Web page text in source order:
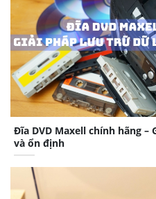
Đĩa DVD Maxell chính hãng
và ổn định